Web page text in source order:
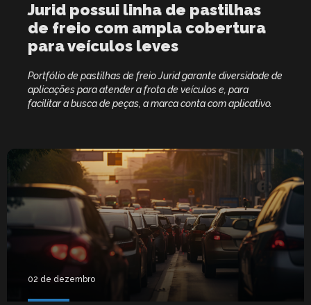
Jurid possui linha de pastilhas
de freio com ampla cobertura
para veículos leves
Portfólio de pastilhas de freio Jurid garante diversidade de
aplicações para atender a frota de veículos e, para
facilitar a busca de peças, a marca conta com aplicativo.
02 de dezembro